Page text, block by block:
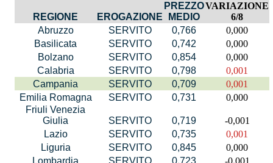
REGIONE EROGAZIONE
PREZZO
MEDIO
VARIAZIONE
6/8
Abruzzo
SERVITO 0,766
0,000
Basilicata
SERVITO 0,742
0,000
Bolzano
SERVITO 0,854
0,000
Calabria
SERVITO 0,798
0,001
Campania
SERVITO 0,709
0,001
Emilia Romagna
SERVITO 0,731
0,000
Friuli Venezia
Giulia
SERVITO 0,719
-0,001
Lazio
SERVITO 0,735
0,001
Liguria
SERVITO 0,845
0,000